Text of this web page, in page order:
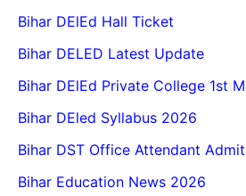
Bihar DElEd Hall Ticket
Bihar DELED Latest Update
Bihar DElEd Private College 1st
Bihar DEled Syllabus 2026
Bihar DST Office Attendant
Bihar Education News 2026